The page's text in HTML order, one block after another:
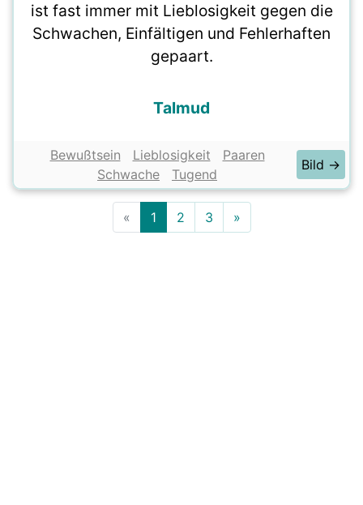
ist fast immer mit Lieblosigkeit gegen die
Schwachen, Einfältigen und Fehlerhaften
gepaart.
Talmud
Bewußtsein Lieblosigkeit
Paaren
Schwache
Tugend
Bild →
« 1 2 3 »